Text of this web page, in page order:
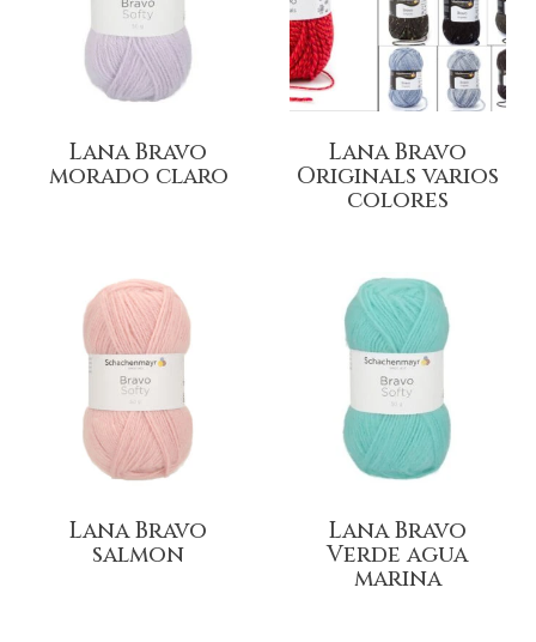
Lana Bravo
morado claro
Lana Bravo
Originals varios
colores
Lana Bravo
salmon
Lana Bravo
Verde agua
marina